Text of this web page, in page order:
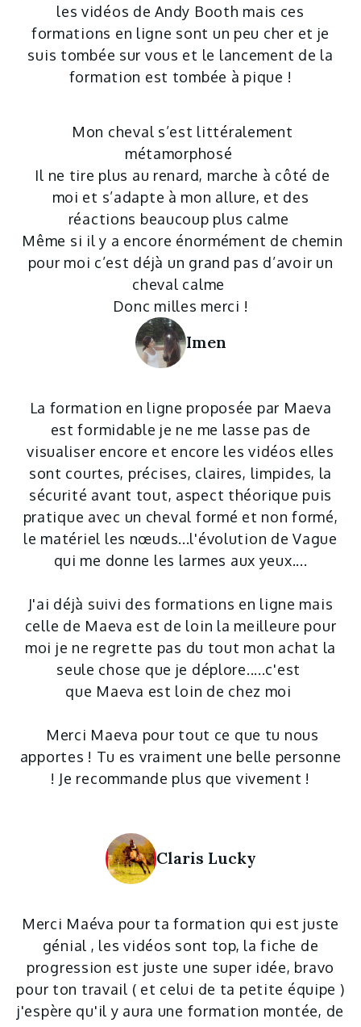
les vidéos de Andy Booth mais ces
formations en ligne sont un peu cher et je
suis tombée sur vous et le lancement de la
formation est tombée à pique !
Mon cheval s’est littéralement
métamorphosé
Il ne tire plus au renard, marche à côté de
moi et s’adapte à mon allure, et des
réactions beaucoup plus calme
Même si il y a encore énormément de chemin
pour moi c’est déjà un grand pas d’avoir un
cheval calme
Donc milles merci !
Imen
La formation en ligne proposée par Maeva
est formidable je ne me lasse pas de
visualiser encore et encore les vidéos elles
sont courtes, précises, claires, limpides, la
sécurité avant tout, aspect théorique puis
pratique avec un cheval formé et non formé,
le matériel les nœuds...l'évolution de Vague
qui me donne les larmes aux yeux....
J'ai déjà suivi des formations en ligne mais
celle de Maeva est de loin la meilleure pour
moi je ne regrette pas du tout mon achat la
seule chose que je déplore.....c'est
que Maeva est loin de chez moi
Merci Maeva pour tout ce que tu nous
apportes ! Tu es vraiment une belle personne
! Je recommande plus que vivement !
Claris Lucky
Merci Maéva pour ta formation qui est juste
génial , les vidéos sont top, la fiche de
progression est juste une super idée, bravo
pour ton travail ( et celui de ta petite équipe )
j'espère qu'il y aura une formation montée, de